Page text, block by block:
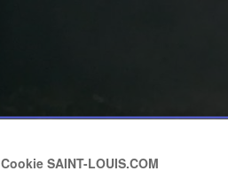
video
Cookie SAINT-LOUIS.COM